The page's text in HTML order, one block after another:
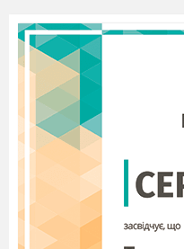
Monsieur et
rive gauche.
Marais est un
Paris.
Marie loge
Marie n’est pas
Francis.
Vincent et Lili
Vincent et Lili